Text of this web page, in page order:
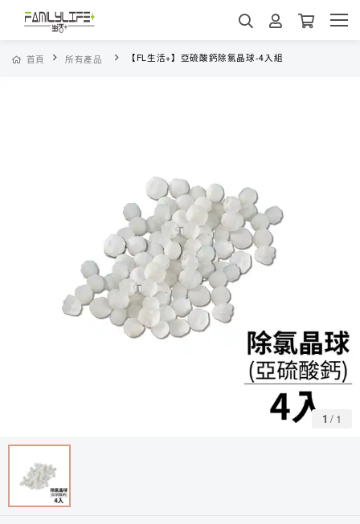
首頁 所有產品 【FL生活+】亞硫酸鈣除氯晶球-4入組
1 / 1